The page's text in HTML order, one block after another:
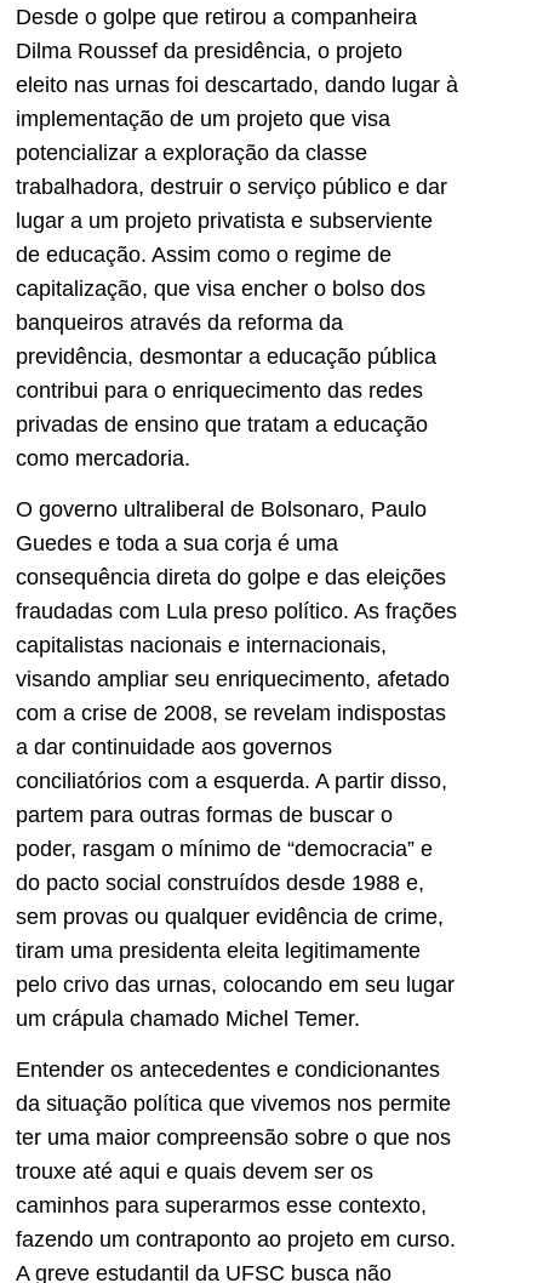
Desde o golpe que retirou a companheira
Dilma Roussef da presidência, o projeto
eleito nas urnas foi descartado, dando lugar à
implementação de um projeto que visa
potencializar a exploração da classe
trabalhadora, destruir o serviço público e dar
lugar a um projeto privatista e subserviente
de educação. Assim como o regime de
capitalização, que visa encher o bolso dos
banqueiros através da reforma da
previdência, desmontar a educação pública
contribui para o enriquecimento das redes
privadas de ensino que tratam a educação
como mercadoria.
O governo ultraliberal de Bolsonaro, Paulo
Guedes e toda a sua corja é uma
consequência direta do golpe e das eleições
fraudadas com Lula preso político. As frações
capitalistas nacionais e internacionais,
visando ampliar seu enriquecimento, afetado
com a crise de 2008, se revelam indispostas
a dar continuidade aos governos
conciliatórios com a esquerda. A partir disso,
partem para outras formas de buscar o
poder, rasgam o mínimo de “democracia” e
do pacto social construídos desde 1988 e,
sem provas ou qualquer evidência de crime,
tiram uma presidenta eleita legitimamente
pelo crivo das urnas, colocando em seu lugar
um crápula chamado Michel Temer.
Entender os antecedentes e condicionantes
da situação política que vivemos nos permite
ter uma maior compreensão sobre o que nos
trouxe até aqui e quais devem ser os
caminhos para superarmos esse contexto,
fazendo um contraponto ao projeto em curso.
A greve estudantil da UFSC busca não